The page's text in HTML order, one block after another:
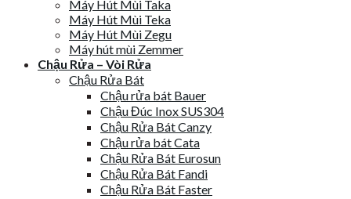
Máy Hút Mùi Taka
Máy Hút Mùi Teka
Máy Hút Mùi Zegu
Máy hút mùi Zemmer
Chậu Rửa – Vòi Rửa
Chậu Rửa Bát
Chậu rửa bát Bauer
Chậu Đúc Inox SUS304
Chậu Rửa Bát Canzy
Chậu rửa bát Cata
Chậu Rửa Bát Eurosun
Chậu Rửa Bát Fandi
Chậu Rửa Bát Faster